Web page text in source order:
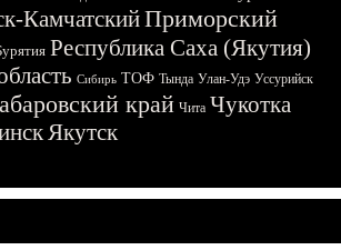
КамчатскийПриморский
Республика Саха (Якутия)
Сибирь ТОФ Тында Улан-Удэ Уссурийск
край Чита Чукотка
Якутск